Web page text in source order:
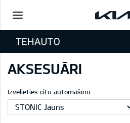
AKSESUĀRI
Izvēlieties citu automašīnu: